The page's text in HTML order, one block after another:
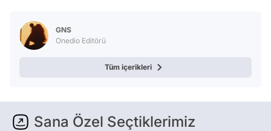
GNS
Onedio Editörü
Tüm içerikleri
Sana Özel Seçtiklerimiz